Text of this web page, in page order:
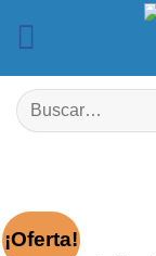
Buscar
por:
¡Oferta!